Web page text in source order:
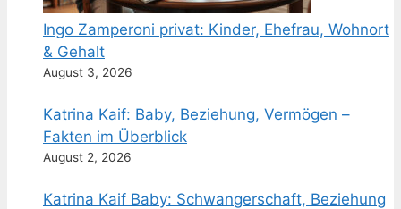
Ingo Zamperoni privat: Kinder, Ehefrau, Wohnort
& Gehalt
August 3, 2026
Katrina Kaif: Baby, Beziehung, Vermögen –
Fakten im Überblick
August 2, 2026
Katrina Kaif Baby: Schwangerschaft, Beziehung